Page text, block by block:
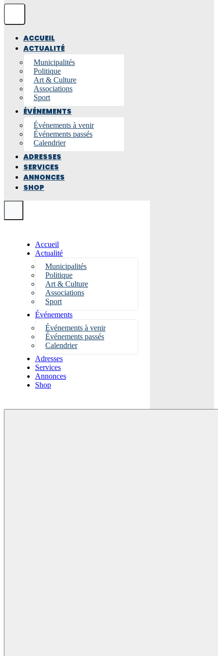
ACCUEIL
ACTUALITÉ
Municipalités
Politique
Art & Culture
Associations
Sport
ÉVÉNEMENTS
Événements à venir
Événements passés
Calendrier
ADRESSES
SERVICES
ANNONCES
SHOP
Accueil
Actualité
Municipalités
Politique
Art & Culture
Associations
Sport
Événements
Événements à venir
Événements passés
Calendrier
Adresses
Services
Annonces
Shop